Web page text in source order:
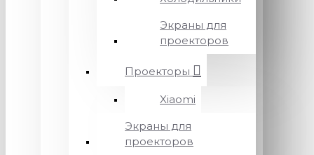
Экраны для
проекторов
Проекторы
Xiaomi
Экраны для
проекторов